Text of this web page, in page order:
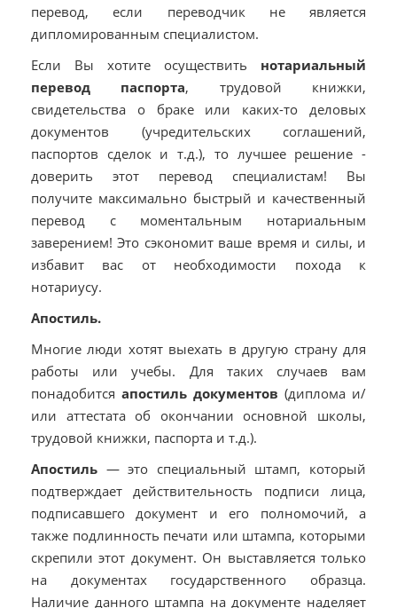
перевод, если переводчик не является
дипломированным специалистом.
Если Вы хотите осуществить нотариальный
перевод паспорта, трудовой книжки,
свидетельства о браке или каких-то деловых
документов (учредительских соглашений,
паспортов сделок и т.д.), то лучшее решение -
доверить этот перевод специалистам! Вы
получите максимально быстрый и качественный
перевод с моментальным нотариальным
заверением! Это сэкономит ваше время и силы, и
избавит вас от необходимости похода к
нотариусу.
Апостиль.
Многие люди хотят выехать в другую страну для
работы или учебы. Для таких случаев вам
понадобится апостиль документов (диплома и/
или аттестата об окончании основной школы,
трудовой книжки, паспорта и т.д.).
Апостиль — это специальный штамп, который
подтверждает действительность подписи лица,
подписавшего документ и его полномочий, а
также подлинность печати или штампа, которыми
скрепили этот документ. Он выставляется только
на документах государственного образца.
Наличие данного штампа на документе наделяет